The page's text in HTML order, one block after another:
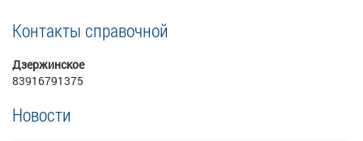
Контакты справочной
Дзержинское
83916791375
Новости